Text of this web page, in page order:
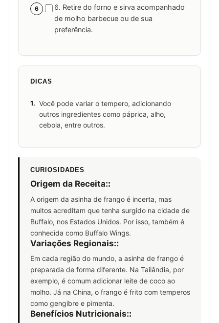
6
6. Retire do forno e sirva acompanhado
de molho barbecue ou de sua
preferência.
DICAS
1. Você pode variar o tempero, adicionando
outros ingredientes como páprica, alho,
cebola, entre outros.
CURIOSIDADES
Origem da Receita::
A origem da asinha de frango é incerta, mas
muitos acreditam que tenha surgido na cidade de
Buffalo, nos Estados Unidos. Por isso, também é
conhecida como Buffalo Wings.
Variações Regionais::
Em cada região do mundo, a asinha de frango é
preparada de forma diferente. Na Tailândia, por
exemplo, é comum adicionar leite de coco ao
molho. Já na China, o frango é frito com temperos
como gengibre e pimenta.
Benefícios Nutricionais::